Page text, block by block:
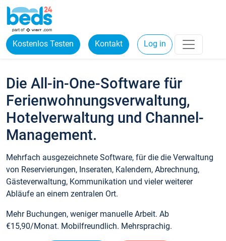
Kostenlos Testen Kontakt Log in
Die All-in-One-Software für
Ferienwohnungsverwaltung,
Hotelverwaltung und Channel-
Management.
Mehrfach ausgezeichnete Software, für die die Verwaltung
von Reservierungen, Inseraten, Kalendern, Abrechnung,
Gästeverwaltung, Kommunikation und vieler weiterer
Abläufe an einem zentralen Ort.
Mehr Buchungen, weniger manuelle Arbeit. Ab
€15,90/Monat. Mobilfreundlich. Mehrsprachig.